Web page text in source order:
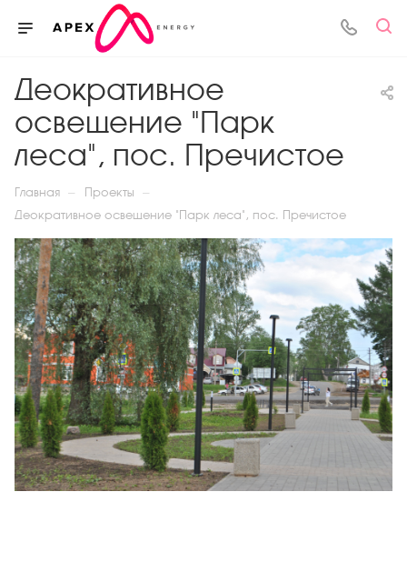
Деокративное
освещение "Парк
леса", пос. Пречистое
Главная — Проекты —
Деокративное освещение "Парк леса", пос. Пречистое